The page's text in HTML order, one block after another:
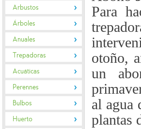
Arbustos
Árboles
Anuales
Trepadoras
Acuáticas
Perennes
Bulbos
Huerto
Para
otoño,
un
al agua
plantas